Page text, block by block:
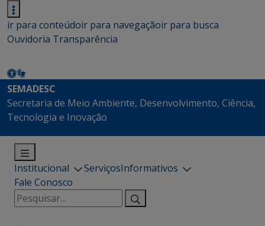
ir para conteúdoir para navegaçãoir para busca
Ouvidoria Transparência
SEMADESC
Secretaria de Meio Ambiente, Desenvolvimento, Ciência,
Tecnologia e Inovação
Institucional ServiçosInformativos
Fale Conosco
Pesquisar
por: